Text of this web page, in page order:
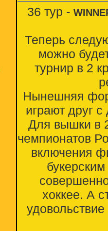
36 тур -
Теперь
можно
турнир в 2
Нынешняя
играют друг
Для вышки в
чемпионатов
включения
хоккее. А